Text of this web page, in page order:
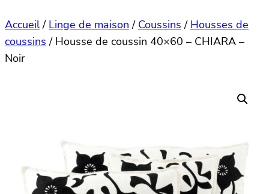
e
Accueil/ Linge de maison / Coussins / Housses de
coussins / Housse de coussin 40×60 – CHIARA –
Noir